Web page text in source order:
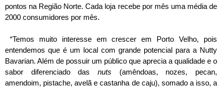
pontos na Região Norte. Cada loja recebe por mês uma média de
2000 consumidores por mês.
“Temos muito interesse em crescer em Porto Velho, pois
entendemos que é um local com grande potencial para a Nutty
Bavarian. Além de possuir um público que aprecia a qualidade e o
sabor diferenciado das nuts (amêndoas, nozes, pecan,
amendoim, pistache, avelã e castanha de caju), somado a isso, a